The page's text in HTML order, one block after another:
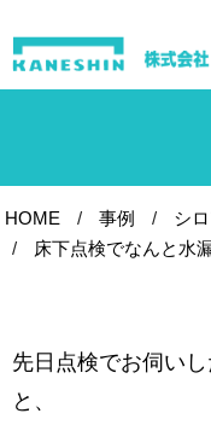
HOME 事例
シ
床下点検でなんと水
先日点検でお伺い
と、